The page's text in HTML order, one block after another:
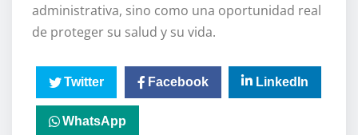
administrativa, sino como una oportunidad real
de proteger su salud y su vida.
Twitter Facebook LinkedIn
WhatsApp